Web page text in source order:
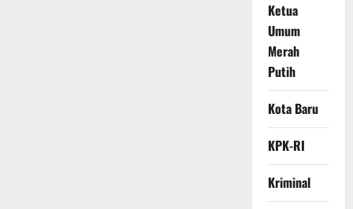
Ketua
Umum
Merah
Putih
Kota Baru
KPK-RI
Kriminal